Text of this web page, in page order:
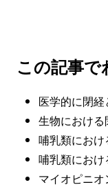
この記事で
医学的に閉
生物におけ
哺乳類にお
哺乳類にお
マイオピニオ